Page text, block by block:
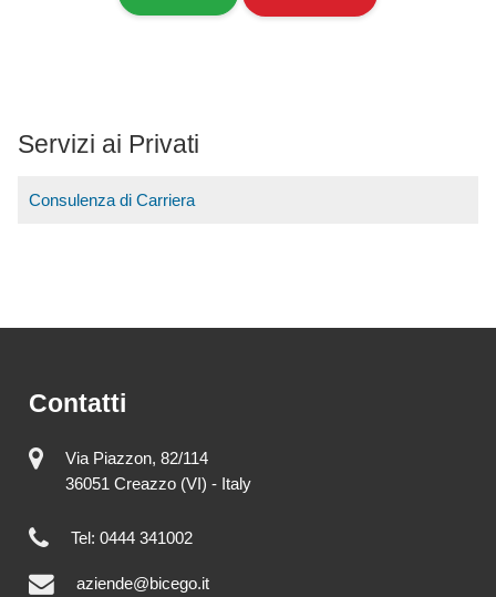
Servizi ai Privati
Consulenza di Carriera
Contatti
Via Piazzon, 82/114
36051 Creazzo (VI) - Italy
Tel: 0444 341002
aziende@bicego.it